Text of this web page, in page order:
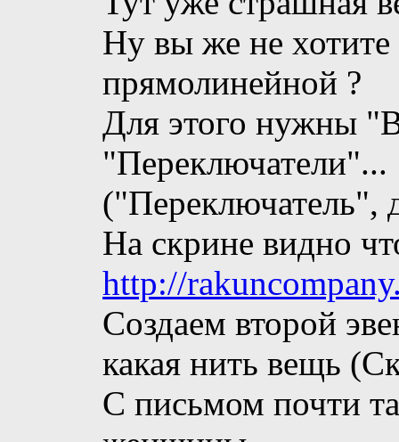
Ну вы же не
прямолинейной ?
Для этого нужны
"Переключатели"...
("Переключатель",
На скрине видно
http://
Создаем второй
какая нить вещь
С письмом почти